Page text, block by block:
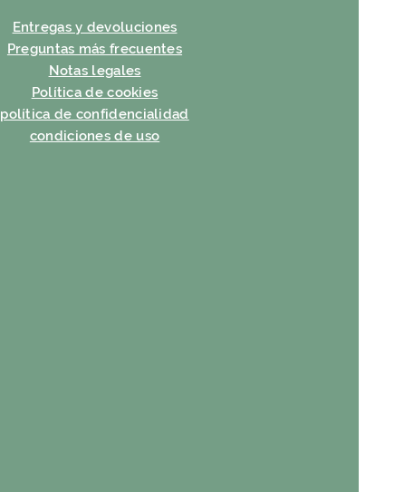
Entregas y devoluciones
Preguntas más frecuentes
Notas legales
Política de cookies
política de confidencialidad
condiciones de uso